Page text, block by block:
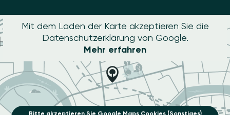
Mit dem Laden der Karte akzeptieren Sie die
Datenschutzerklärung von Google.
Mehr erfahren
Bitte akzeptieren Sie Google Maps Cookies (Sonstiges)